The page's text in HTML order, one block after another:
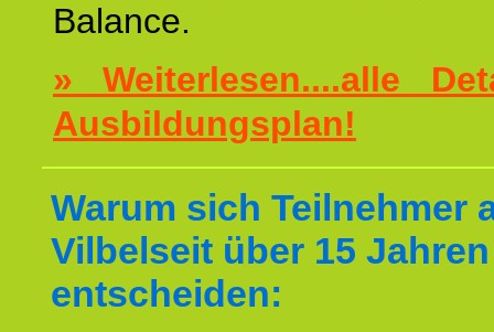
Balance.
» Weiterlesen....alle
Ausbildungsplan!
Warum sich Teilnehmer
Vilbelseit über 15
entscheiden: